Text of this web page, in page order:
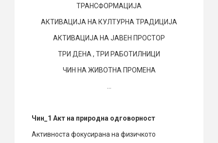
ТРАНСФОРМАЦИЈА
АКТИВАЦИЈА НА КУЛТУРНА ТРАДИЦИЈА
АКТИВАЦИЈА НА ЈАВЕН ПРОСТОР
ТРИ ДЕНА , ТРИ РАБОТИЛНИЦИ
ЧИН НА ЖИВОТНА ПРОМЕНА
Чин_1 Акт на природна одговорност
Активноста фокусирана на физичкото